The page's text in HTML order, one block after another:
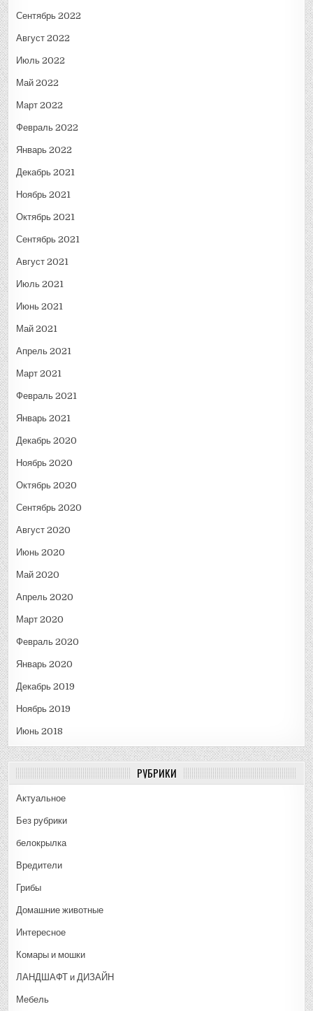
Сентябрь 2022
Август 2022
Июль 2022
Май 2022
Март 2022
Февраль 2022
Январь 2022
Декабрь 2021
Ноябрь 2021
Октябрь 2021
Сентябрь 2021
Август 2021
Июль 2021
Июнь 2021
Май 2021
Апрель 2021
Март 2021
Февраль 2021
Январь 2021
Декабрь 2020
Ноябрь 2020
Октябрь 2020
Сентябрь 2020
Август 2020
Июнь 2020
Май 2020
Апрель 2020
Март 2020
Февраль 2020
Январь 2020
Декабрь 2019
Ноябрь 2019
Июнь 2018
РУБРИКИ
Актуальное
Без рубрики
белокрылка
Вредители
Грибы
Домашние животные
Интересное
Комары и мошки
ЛАНДШАФТ и ДИЗАЙН
Мебель